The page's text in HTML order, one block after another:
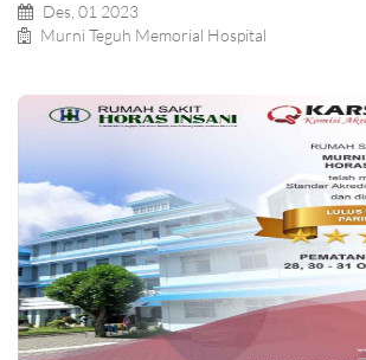
Des, 01 2023
Murni Teguh Memorial Hospital